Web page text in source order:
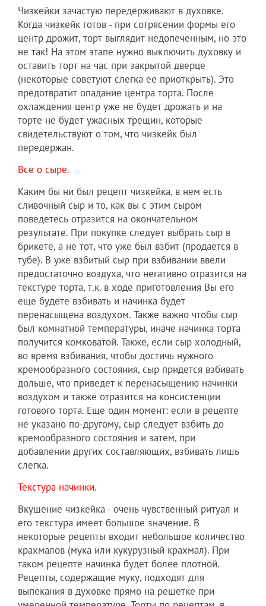
Чизкейки зачастую передерживают в духовке.
Когда чизкейк готов - при сотрясении формы его
центр дрожит, торт выглядит недопеченным, но это
не так! На этом этапе нужно выключить духовку и
оставить торт на час при закрытой дверце
(некоторые советуют слегка ее приоткрыть). Это
предотвратит опадание центра торта. После
охлаждения центр уже не будет дрожать и на
торте не будет ужасных трещин, которые
свидетельствуют о том, что чизкейк был
передержан.
Все о сыре.
Каким бы ни был рецепт чизкейка, в нем есть
сливочный сыр и то, как вы с этим сыром
поведетесь отразится на окончательном
результате. При покупке следует выбрать сыр в
брикете, а не тот, что уже был взбит (продается в
тубе). В уже взбитый сыр при взбивании ввели
предостаточно воздуха, что негативно отразится на
текстуре торта, т.к. в ходе приготовления Вы его
еще будете взбивать и начинка будет
перенасыщена воздухом. Также важно чтобы сыр
был комнатной температуры, иначе начинка торта
получится комковатой. Также, если сыр холодный,
во время взбивания, чтобы достичь нужного
кремообразного состояния, сыр придется взбивать
дольше, что приведет к перенасыщению начинки
воздухом и также отразится на консистенции
готового торта. Еще один момент: если в рецепте
не указано по-другому, сыр следует взбить до
кремообразного состояния и затем, при
добавлении других составляющих, взбивать лишь
слегка.
Текстура начинки.
Вкушение чизкейка - очень чувственный ритуал и
его текстура имеет большое значение. В
некоторые рецепты входит небольшое количество
крахмалов (мука или кукурузный крахмал). При
таком рецепте начинка будет более плотной.
Рецепты, содержащие муку, подходят для
выпекания в духовке прямо на решетке при